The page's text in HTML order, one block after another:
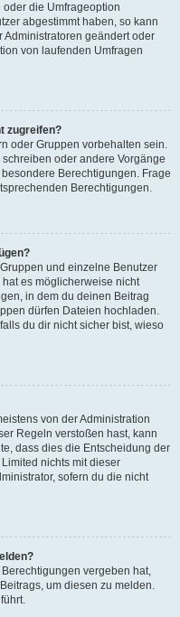
die Umfrageoption
abgestimmt haben, so kann
geändert oder
von laufenden Umfragen
zugreifen?
oder Gruppen vorbehalten sein.
oder andere Vorgänge
Berechtigungen. Frage
Berechtigungen.
und einzelne Benutzer
es möglicherweise nicht
in dem du deinen Beitrag
dürfen Dateien hochladen.
du dir nicht sicher bist, wieso
von der Administration
Regeln verstoßen hast, kann
dass dies die Entscheidung der
nichts mit dieser
sofern du die nicht
vergeben hat,
um diesen zu melden.